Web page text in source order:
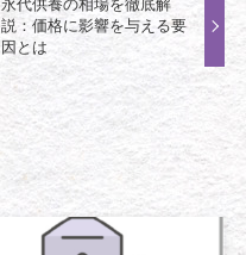
永代供養の相場を徹底解
説：価格に影響を与える要
因とは